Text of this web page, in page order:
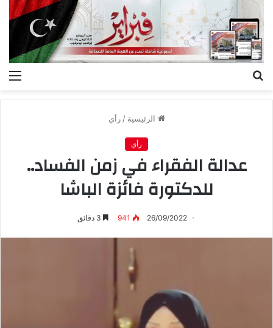
الرئيسية / رأي
رأي
عدالة الفقراء في زمن الفساد..
للدكتورة فائزة الباشا
26/09/2022
941